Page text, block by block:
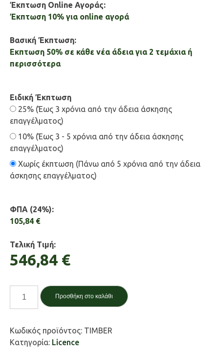
Έκπτωση Online Αγοράς:
Έκπτωση 10% για online αγορά
Βασική Έκπτωση:
Εκπτωση 50% σε κάθε νέα άδεια για 2 τεμάχια ή
περισσότερα
Ειδική Έκπτωση
25% (Έως 3 χρόνια από την άδεια άσκησης
επαγγέλματος)
10% (Έως 3 - 5 χρόνια από την άδεια άσκησης
επαγγέλματος)
Χωρίς έκπτωση (Πάνω από 5 χρόνια από την άδεια
άσκησης επαγγέλματος)
ΦΠΑ (24%):
105,84 €
Τελική Τιμή:
546,84 €
3DR.TIMBER
ποσότητα
Προσθήκη στο καλάθι
Κωδικός προϊόντος: TIMBER
Κατηγορία: Licence